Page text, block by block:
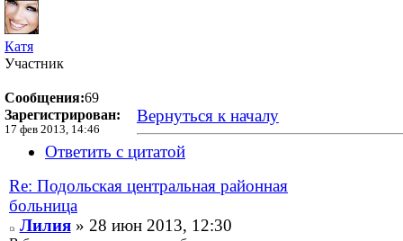
Катя
Участник
Сообщения:69
Зарегистрирован:
17 фев 2013, 14:46
Вернуться к началу
Ответить с цитатой
Re: Подольская центральная районная
больница
Лилия» 28 июн 2013, 12:30